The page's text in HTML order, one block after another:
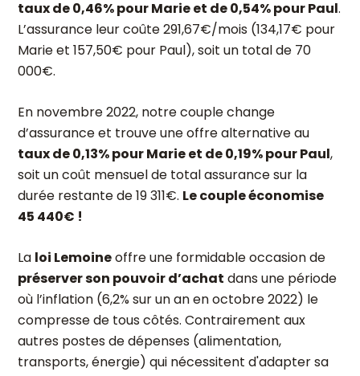
taux de 0,46% pour Marie et de 0,54% pour Paul.
L’assurance leur coûte 291,67€/mois (134,17€ pour
Marie et 157,50€ pour Paul), soit un total de 70
000€.
En novembre 2022, notre couple change
d’assurance et trouve une offre alternative au
taux de 0,13% pour Marie et de 0,19% pour Paul,
soit un coût mensuel de total assurance sur la
durée restante de 19 311€. Le couple économise
45 440€ !
La loi Lemoineoffre une formidable occasion de
préserver son pouvoir d’achat dans une période
où l’inflation (6,2% sur un an en octobre 2022) le
compresse de tous côtés. Contrairement aux
autres postes de dépenses (alimentation,
transports, énergie) qui nécessitent d'adapter sa